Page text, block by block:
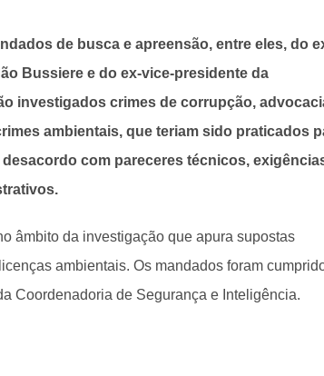
de busca e apreensão, entre eles, do
Bussiere e do ex-vice-presidente da
investigados crimes de corrupção,
ambientais, que teriam sido praticados
com pareceres técnicos,
âmbito da investigação que apura supostas
ambientais. Os mandados foram
Coordenadoria de Segurança e Inteligência.